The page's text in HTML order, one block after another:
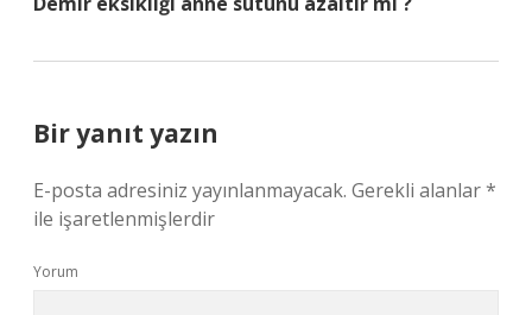
Bir yanıt yazın
E-posta adresiniz yayınlanmayacak. Gerekli alanlar*
ile işaretlenmişlerdir
Yorum